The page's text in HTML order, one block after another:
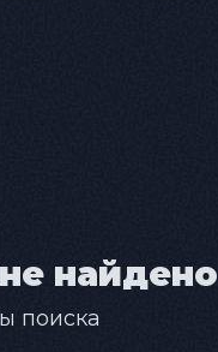
найдено
поиска